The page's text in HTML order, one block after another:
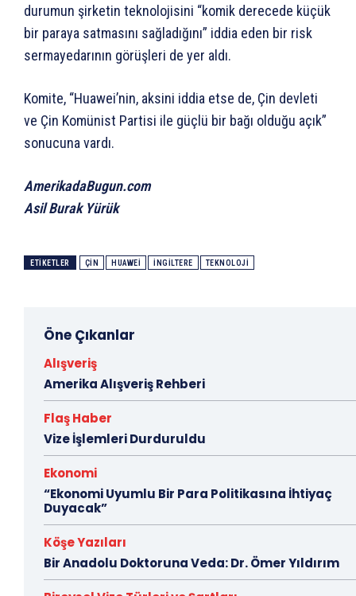
durumun şirketin teknolojisini “komik derecede küçük
bir paraya satmasını sağladığını” iddia eden bir risk
sermayedarının görüşleri de yer aldı.
Komite, “Huawei’nin, aksini iddia etse de, Çin devleti
ve Çin Komünist Partisi ile güçlü bir bağı olduğu açık”
sonucuna vardı.
AmerikadaBugun.com
Asil Burak Yürük
ETIKETLER ÇIN HUAWEI İNGILTERE TEKNOLOJI
Öne Çıkanlar
Alışveriş
Amerika Alışveriş Rehberi
Flaş Haber
Vize İşlemleri Durduruldu
Ekonomi
“Ekonomi Uyumlu Bir Para Politikasına İhtiyaç
Duyacak”
Köşe Yazıları
Bir Anadolu Doktoruna Veda: Dr. Ömer Yıldırım